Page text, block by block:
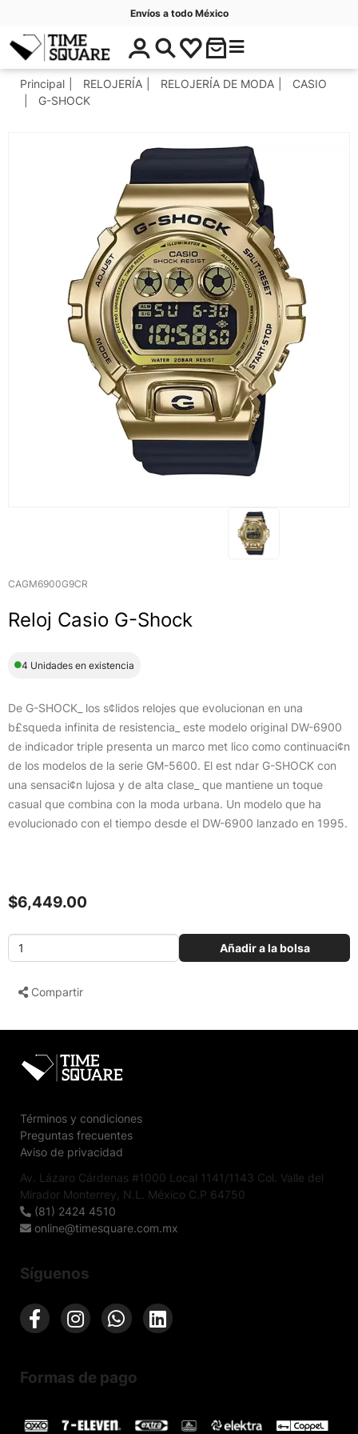
Envíos a todo México
Timesquare
$
0
.
C
t
r
a
s
Principal RELOJERÍA RELOJERÍA DE MODA
CASIO
G-SHOCK
CAGM6900G9CR
Reloj Casio G-Shock
4 Unidades en existencia
De G-SHOCK_ los s¢lidos relojes que evolucionan en una
b£squeda infinita de resistencia_ este modelo original DW-6900
de indicador triple presenta un marco met lico como continuaci¢n
de los modelos de la serie GM-5600. El est ndar G-SHOCK con
una sensaci¢n lujosa y de alta clase_ que mantiene un toque
casual que combina con la moda urbana. Un modelo que ha
evolucionado con el tiempo desde el DW-6900 lanzado en 1995.
$6,449.00
Añadir a la bolsa
Compartir
Términos y condiciones
Preguntas frecuentes
Aviso de privacidad
Av. Lázaro Cárdenas #1000 Local 1141/1143 Col. Valle del
Mirador Monterrey, N.L. México C.P 64750
(81) 2424 4510
online@timesquare.com.mx
Síguenos
Formas de pago